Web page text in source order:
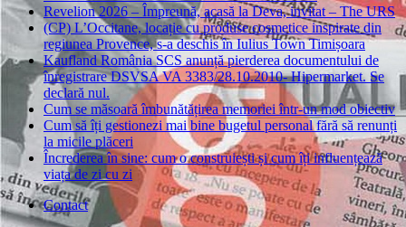
Revelion 2026 – Împreună, acasă la Deva, invitat – The URS
(CP) L’Occitane, locație cu produse cosmetice inspirate din
regiunea Provence, s-a deschis în Iulius Town Timișoara
Kaufland România SCS anunță pierderea documentului de
înregistrare DSVSA VA 3383/28.10.2010- Hipermarket. Se
declară nul.
Cum se măsoară îmbunătățirea memoriei într-un mod obiectiv
Cum să îți gestionezi mai bine bugetul personal fără să renunți
la micile plăceri
Încrederea în sine: cum o construiești și cum îți influențează
viața de zi cu zi
Contact